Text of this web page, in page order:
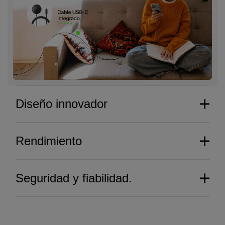
Diseño innovador
Rendimiento
Seguridad y fiabilidad.